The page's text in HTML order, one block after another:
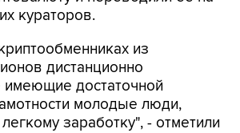
кураторов.
из
дистанционно
достаточной
молодые люди,
заработку", - отметили